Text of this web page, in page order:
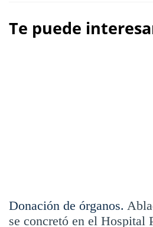
Te puede
Donación de órganos.
se concretó en el Hospital